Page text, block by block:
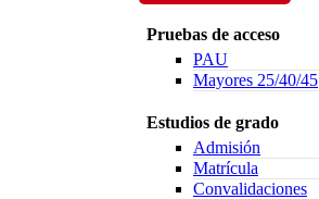
Pruebas de acceso
PAU
Mayores 25/40/45
Estudios de grado
Admisión
Matrícula
Convalidaciones